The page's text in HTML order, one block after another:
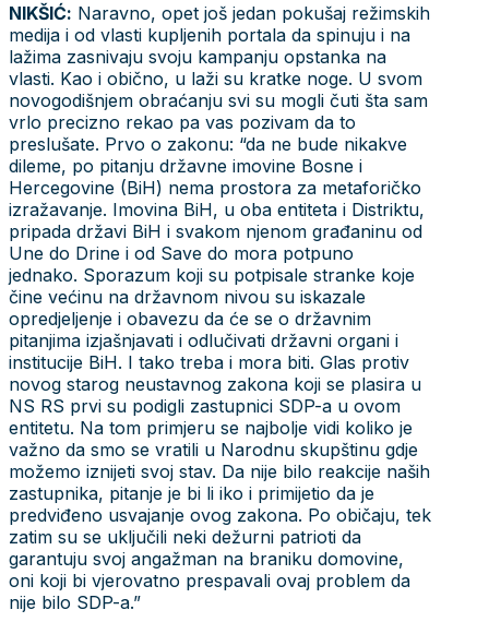
NIKŠIĆ: Naravno, opet još jedan pokušaj režimskih
medija i od vlasti kupljenih portala da spinuju i na
lažima zasnivaju svoju kampanju opstanka na
vlasti. Kao i obično, u laži su kratke noge. U svom
novogodišnjem obraćanju svi su mogli čuti šta sam
vrlo precizno rekao pa vas pozivam da to
preslušate. Prvo o zakonu: “da ne bude nikakve
dileme, po pitanju državne imovine Bosne i
Hercegovine (BiH) nema prostora za metaforičko
izražavanje. Imovina BiH, u oba entiteta i Distriktu,
pripada državi BiH i svakom njenom građaninu od
Une do Drine i od Save do mora potpuno
jednako. Sporazum koji su potpisale stranke koje
čine većinu na državnom nivou su iskazale
opredjeljenje i obavezu da će se o državnim
pitanjima izjašnjavati i odlučivati državni organi i
institucije BiH. I tako treba i mora biti. Glas protiv
novog starog neustavnog zakona koji se plasira u
NS RS prvi su podigli zastupnici SDP-a u ovom
entitetu. Na tom primjeru se najbolje vidi koliko je
važno da smo se vratili u Narodnu skupštinu gdje
možemo iznijeti svoj stav. Da nije bilo reakcije naših
zastupnika, pitanje je bi li iko i primijetio da je
predviđeno usvajanje ovog zakona. Po običaju, tek
zatim su se uključili neki dežurni patrioti da
garantuju svoj angažman na braniku domovine,
oni koji bi vjerovatno prespavali ovaj problem da
nije bilo SDP-a.”